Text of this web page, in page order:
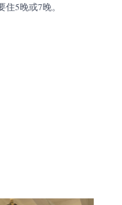
5晚或7晚。